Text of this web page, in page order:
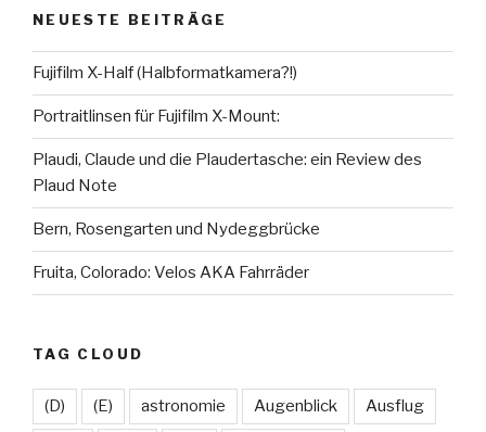
Facebook
anzeigen
Twitter
anzeigen
Instagram
anzeigen
LinkedIn
anzeigen
YouTube
anzeigen
Flickr
anzeigen
NEUESTE BEITRÄGE
Fujifilm X-Half (Halbformatkamera?!)
Portraitlinsen für Fujifilm X-Mount:
Plaudi, Claude und die Plaudertasche: ein Review des
Plaud Note
Bern, Rosengarten und Nydeggbrücke
Fruita, Colorado: Velos AKA Fahrräder
TAG CLOUD
(D) (E) astronomie Augenblick Ausflug